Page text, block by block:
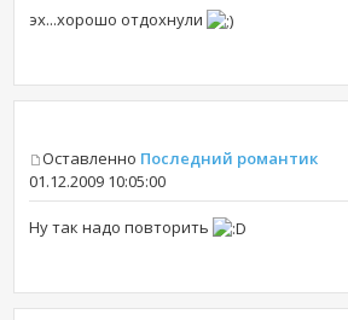
эх...хорошо отдохнули
Оставленно Последний романтик
01.12.2009 10:05:00
Ну так надо повторить